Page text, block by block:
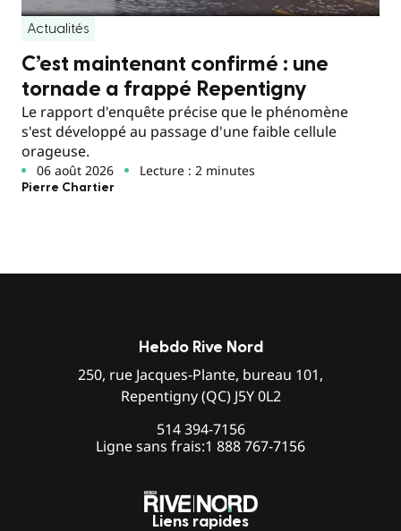
Actualités
C’est maintenant confirmé : une
tornade a frappé Repentigny
Le rapport d'enquête précise que le phénomène
s'est développé au passage d'une faible cellule
orageuse.
06 août 2026 Lecture : 2 minutes
Pierre Chartier
Hebdo Rive Nord
250, rue Jacques-Plante, bureau 101,
Repentigny (QC) J5Y 0L2
514 394-7156
Ligne sans frais:1 888 767-7156
Liens rapides